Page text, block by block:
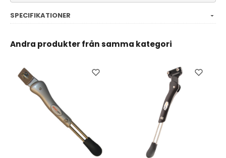
SPECIFIKATIONER
Andra produkter från samma kategori